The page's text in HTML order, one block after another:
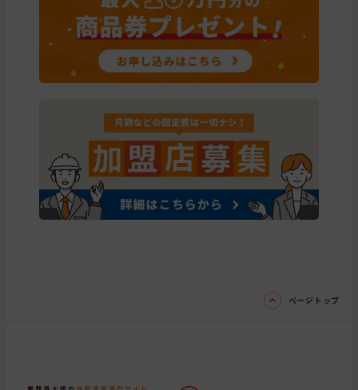
ページトップ